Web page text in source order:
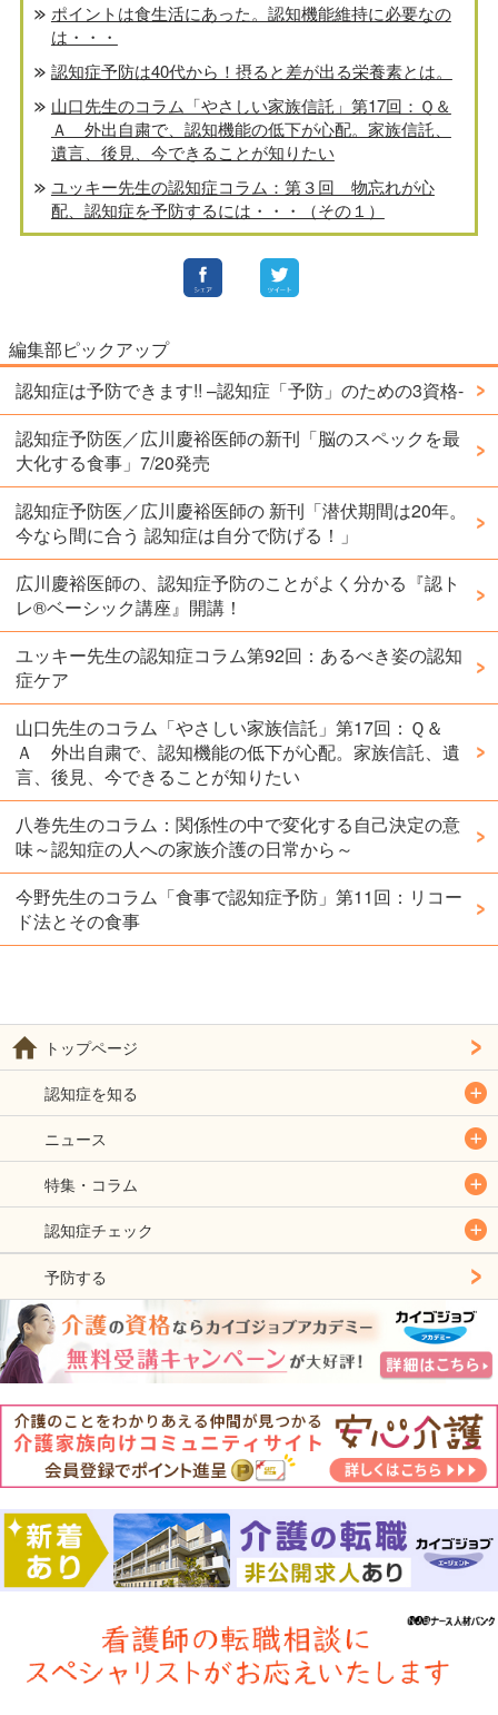
ポイントは食生活にあった。認知機能維持に必要なの
は・・・
認知症予防は40代から！摂ると差が出る栄養素とは。
山口先生のコラム「やさしい家族信託」第17回：Ｑ＆
Ａ 外出自粛で、認知機能の低下が心配。家族信託、
遺言、後見、今できることが知りたい
ユッキー先生の認知症コラム：第３回 物忘れが心
配、認知症を予防するには・・・（その１）
編集部ピックアップ
認知症は予防できます!! –認知症「予防」のための3資格-
認知症予防医／広川慶裕医師の新刊「脳のスペックを最
大化する食事」7/20発売
認知症予防医／広川慶裕医師の 新刊「潜伏期間は20年。
今なら間に合う 認知症は自分で防げる！」
広川慶裕医師の、認知症予防のことがよく分かる『認ト
レ®️ベーシック講座』開講！
ユッキー先生の認知症コラム第92回：あるべき姿の認知
症ケア
山口先生のコラム「やさしい家族信託」第17回：Ｑ＆
Ａ 外出自粛で、認知機能の低下が心配。家族信託、遺
言、後見、今できることが知りたい
八巻先生のコラム：関係性の中で変化する自己決定の意
味～認知症の人への家族介護の日常から～
今野先生のコラム「食事で認知症予防」第11回：リコー
ド法とその食事
トップページ
認知症を知る
ニュース
特集・コラム
認知症チェック
予防する